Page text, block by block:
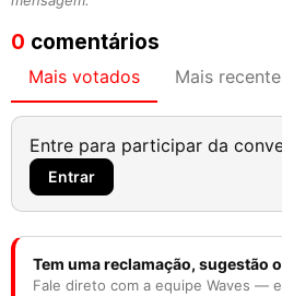
0 comentários
Mais votados Mais
Entre para participar da
Entrar
Tem uma reclamação, sugestão
Fale direto com a equipe Waves —